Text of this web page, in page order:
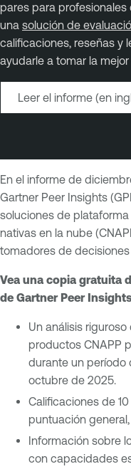
pares para
una solución de
calificaciones, reseñas y
ayudarle a tomar la
Leer el informe (en
En el informe de
Gartner Peer Insights
soluciones de
nativas en la nube
tomadores de decisiones
Vea una copia gratuita
de Gartner Peer
Un análisis
productos CNAPP
durante un período
octubre de 2025.
Calificaciones de
puntuación
Información sobre
con capacidades